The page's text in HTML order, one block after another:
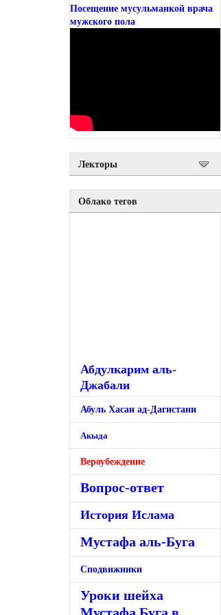
Посещение мусульманкой врача
мужского пола
Лекторы
Облако тегов
Абдулкарим аль-
Джабали
Абуль Хасан ад-Дагистани
Акыда
Вероубеждение
Вопрос-ответ
История Ислама
Мустафа аль-Буга
Сподвижники
Уроки шейха
Мустафа Буга в